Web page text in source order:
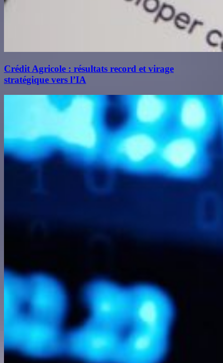
Crédit Agricole : résultats record et virage
stratégique vers l’IA